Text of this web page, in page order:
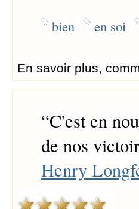
bien en soi
En savoir plus,
“C'est en
de nos
Henry